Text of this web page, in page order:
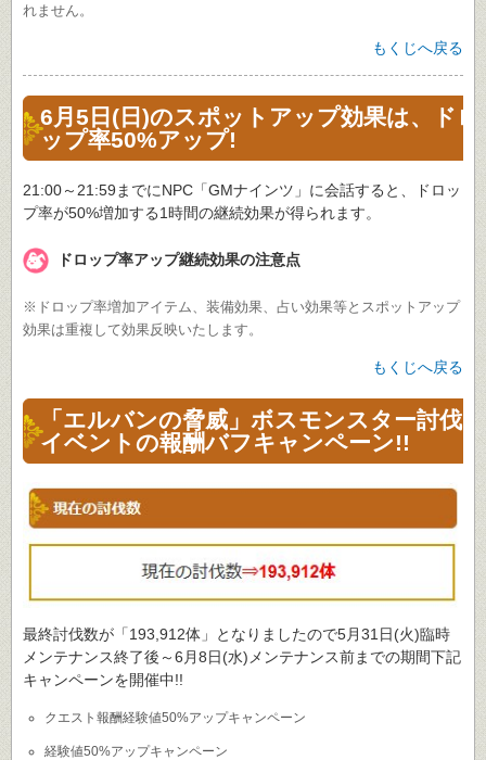
れません。
もくじへ戻る
6月5日(日)のスポットアップ効果は、ドロ
ップ率50%アップ!
21:00～21:59までにNPC「GMナインツ」に会話すると、ドロッ
プ率が50%増加する1時間の継続効果が得られます。
ドロップ率アップ継続効果の注意点
※ドロップ率増加アイテム、装備効果、占い効果等とスポットアップ
効果は重複して効果反映いたします。
もくじへ戻る
「エルバンの脅威」ボスモンスター討伐
イベントの報酬バフキャンペーン!!
最終討伐数が「193,912体」となりましたので5月31日(火)臨時
メンテナンス終了後～6月8日(水)メンテナンス前までの期間下記
キャンペーンを開催中!!
クエスト報酬経験値50%アップキャンペーン
経験値50%アップキャンペーン